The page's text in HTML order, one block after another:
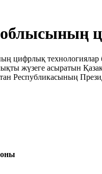
цифрлық технологиялар
жүзеге асыратын
Республикасының